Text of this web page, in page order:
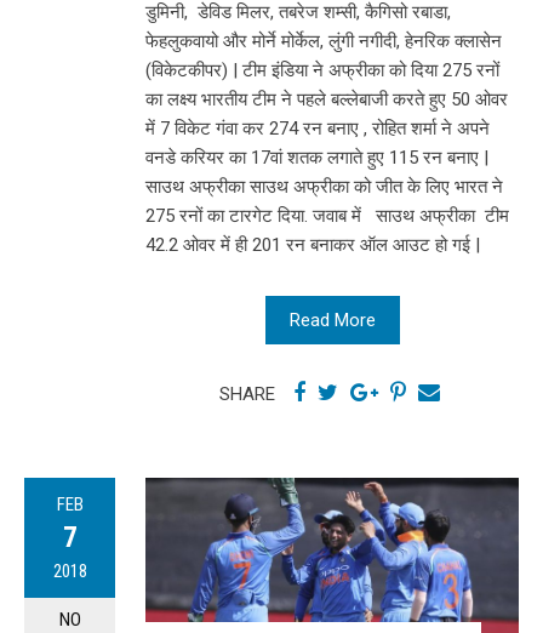
डुमिनी, डेविड मिलर, तबरेज शम्सी, कैगिसो रबाडा,
फेहलुकवायो और मोर्ने मोर्केल, लुंगी नगीदी, हेनरिक क्लासेन
(विकेटकीपर) | टीम इंडिया ने अफ्रीका को दिया 275 रनों
का लक्ष्य भारतीय टीम ने पहले बल्लेबाजी करते हुए 50 ओवर
में 7 विकेट गंवा कर 274 रन बनाए , रोहित शर्मा ने अपने
वनडे करियर का 17वां शतक लगाते हुए 115 रन बनाए |
साउथ अफ्रीका साउथ अफ्रीका को जीत के लिए भारत ने
275 रनों का टारगेट दिया. जवाब में साउथ अफ्रीका टीम
42.2 ओवर में ही 201 रन बनाकर ऑल आउट हो गई |
Read More
SHARE
FEB
7
2018
NO